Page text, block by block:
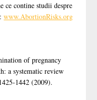
ce contine studii despre
www.AbortionRisks.org
of pregnancy
a systematic review
1442 (2009).